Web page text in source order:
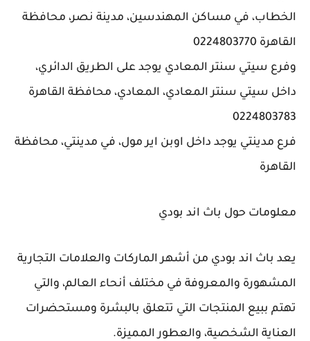
الخطاب، في مساكن المهندسين، مدينة نصر، محافظة
القاهرة 0224803770
وفرع سيتي سنتر المعادي يوجد على الطريق الدائري،
داخل سيتي سنتر المعادي، المعادي، محافظة القاهرة
0224803783
فرع مدينتي يوجد داخل اوبن اير مول، في مدينتي، محافظة
القاهرة
معلومات حول باث اند بودي
يعد باث اند بودي من أشهر الماركات والعلامات التجارية
المشهورة والمعروفة في مختلف أنحاء العالم، والتي
تهتم ببيع المنتجات التي تتعلق بالبشرة ومستحضرات
العناية الشخصية، والعطور المميزة.